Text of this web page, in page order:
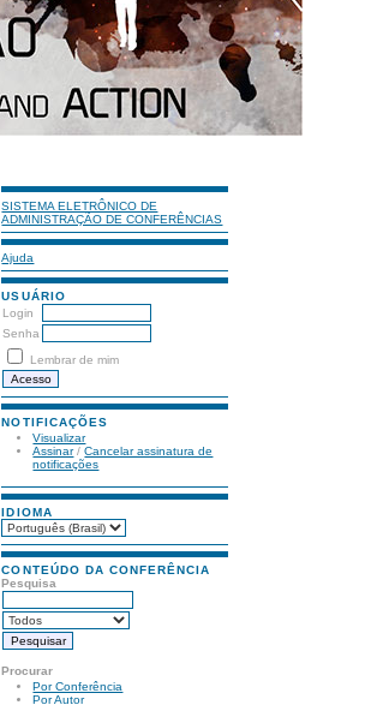
SISTEMA ELETRÔNICO DE
ADMINISTRAÇÃO DE CONFERÊNCIAS
Ajuda
USUÁRIO
Login
Senha
Lembrar de mim
NOTIFICAÇÕES
Visualizar
Assinar/Cancelar assinatura de
notificações
IDIOMA
CONTEÚDO DA CONFERÊNCIA
Pesquisa
Procurar
Por Conferência
Por Autor